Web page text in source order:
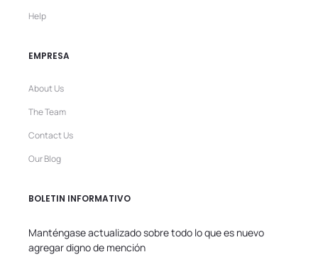
Help
EMPRESA
About Us
The Team
Contact Us
Our Blog
BOLETIN INFORMATIVO
Manténgase actualizado sobre todo lo que es nuevo
agregar digno de mención